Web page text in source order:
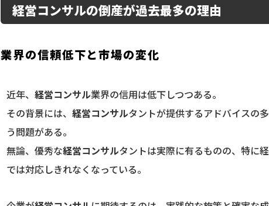
経営コンサルの倒産が過去最多の理由
業界の信頼低下と市場の変化
近年、 経営コンサル業界の信用は低下しつつある。
その背景には、 経営コンサルタントが提供するアドバイスの
う問題がある。
無論、優秀な経営コンサルタントは実際に有るものの、特に
では対応しきれなくなっている。